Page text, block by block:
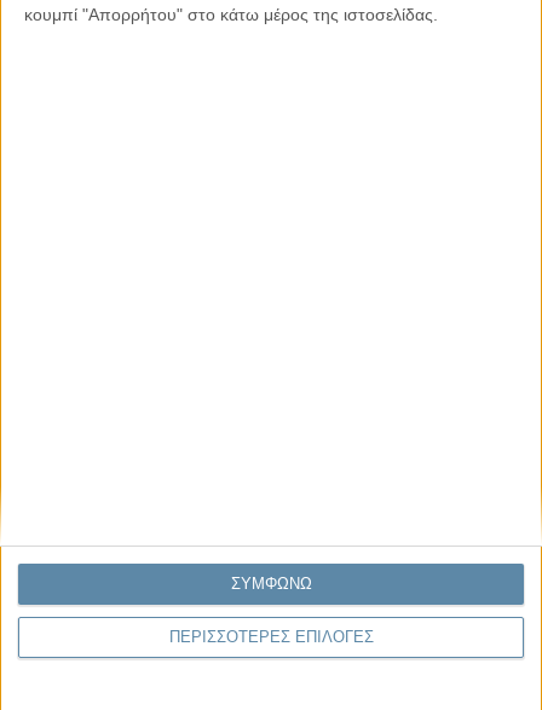
κουμπί "Απορρήτου" στο κάτω μέρος της ιστοσελίδας.
ΠΕΡΙΣΣΟΤΕΡΕΣ ΕΠΙΛΟΓΕΣ
ΣΥΜΦΩΝΩ
Να αφήνεις τους ανθρώπους να είναι (letting